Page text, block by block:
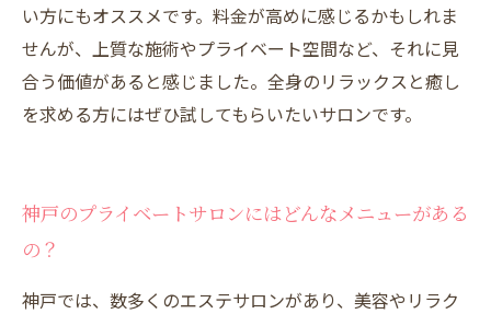
い方にもオススメです。料金が高めに感じるかもしれま
せんが、上質な施術やプライベート空間など、それに見
合う価値があると感じました。全身のリラックスと癒し
を求める方にはぜひ試してもらいたいサロンです。
神戸のプライベートサロンにはどんなメニューがある
の？
神戸では、数多くのエステサロンがあり、美容やリラク